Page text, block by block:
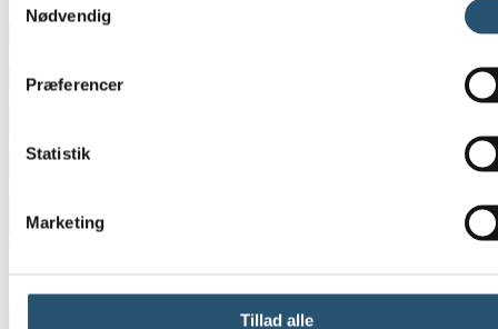
Nødvendig
Præferencer
Statistik
Marketing
Tillad alle
Postnummer*